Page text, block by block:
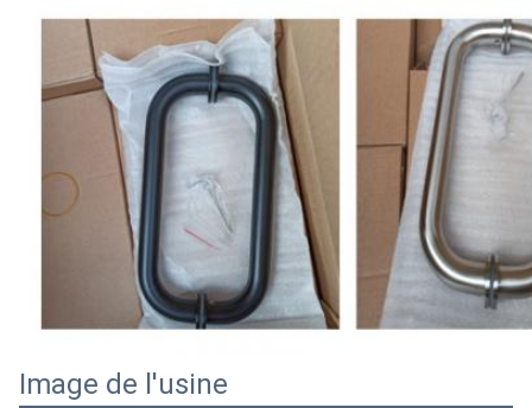
Image de l'usine